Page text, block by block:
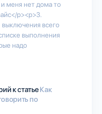
меня нет дома то
p><p>3.
всего
выполнения
надо
к статьеКак
по